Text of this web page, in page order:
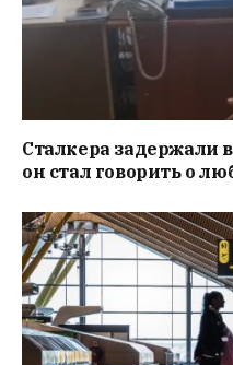
Сталкера задержали
он стал говорить о